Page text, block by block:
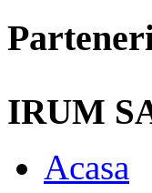
IRUM
Acasa